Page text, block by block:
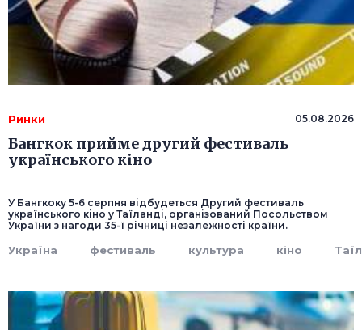
Ринки 05.08.2026
Бангкок прийме другий фестиваль
українського кіно
У Бангкоку 5-6 серпня відбудеться Другий фестиваль
українського кіно у Таїланді, організований Посольством
України з нагоди 35-ї річниці незалежності країни.
Україна фестиваль культура кіно